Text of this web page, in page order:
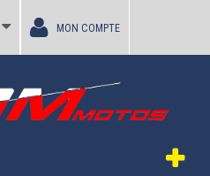
MON COMPTE